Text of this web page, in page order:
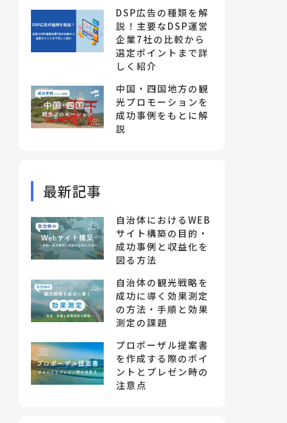
DSP広告の種類を解
説！主要なDSP運営
企業7社の比較から
選定ポイントまで詳
しく紹介
中国・四国地方の観
光プロモーションを
成功事例をもとに解
説
最新記事
自治体におけるWEB
サイト構築の目的・
成功事例と収益化を
図る方法
自治体の観光戦略を
成功に導く効果測定
の方法・手順と効果
測定の課題
プロポーザル提案書
を作成する際のポイ
ントとプレゼン時の
注意点